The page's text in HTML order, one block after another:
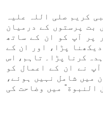
کریم صلی اللہ علیہ
بت پرستوں کے درمیان
پر آپ کو ان کے ساتھ
پڑا، اور ان کے
کرنا پڑا۔ تاہم، اس
نے ان کے اعمال کو
میں شامل نہیں ہوئے،
النبوة" میں وضاحت کی